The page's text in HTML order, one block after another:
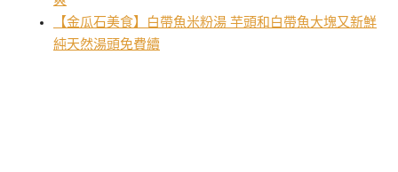
【金瓜石美食】白帶魚米粉湯 芋頭和白帶魚大塊又新鮮
純天然湯頭免費續